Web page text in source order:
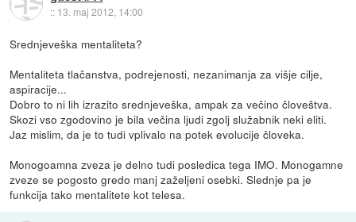
:: 13. maj 2012, 14:00
Srednjeveška mentaliteta?
Mentaliteta tlačanstva, podrejenosti, nezanimanja za višje cilje,
aspiracije...
Dobro to ni lih izrazito srednjeveška, ampak za večino človeštva.
Skozi vso zgodovino je bila večina ljudi zgolj služabnik neki eliti.
Jaz mislim, da je to tudi vplivalo na potek evolucije človeka.
Monogoamna zveza je delno tudi posledica tega IMO. Monogamne
zveze se pogosto gredo manj zaželjeni osebki. Slednje pa je
funkcija tako mentalitete kot telesa.